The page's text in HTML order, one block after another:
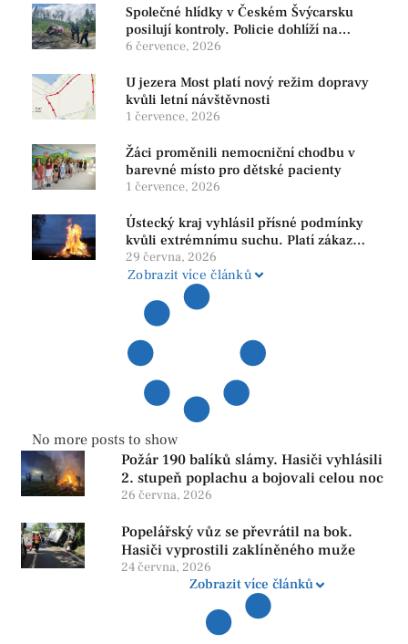
Společné hlídky v Českém Švýcarsku
posilují kontroly. Policie dohlíží na
bezpečnost i ochranu přírody
6 července, 2026
U jezera Most platí nový režim dopravy
kvůli letní návštěvnosti
1 července, 2026
Žáci proměnili nemocniční chodbu v
barevné místo pro dětské pacienty
1 července, 2026
Ústecký kraj vyhlásil přísné podmínky
kvůli extrémnímu suchu. Platí zákaz
ohňů i pyrotechniky
29 června, 2026
Zobrazit více článků
No more posts to show
Požár 190 balíků slámy. Hasiči vyhlásili
2. stupeň poplachu a bojovali celou noc
26 června, 2026
Popelářský vůz se převrátil na bok.
Hasiči vyprostili zaklíněného muže
24 června, 2026
Zobrazit více článků